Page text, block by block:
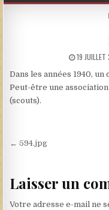
19
Dans les années 1940,
Peut-être une
(scouts).
Navigation
← 594.jpg
Laisser un
Votre adresse e-mail ne